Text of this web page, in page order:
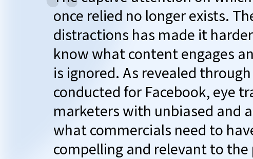
once relied no longer exists.
distractions has made it
know what content engages
is ignored. As revealed
conducted for Facebook, eye
marketers with unbiased and
what commercials need to
compelling and relevant to the